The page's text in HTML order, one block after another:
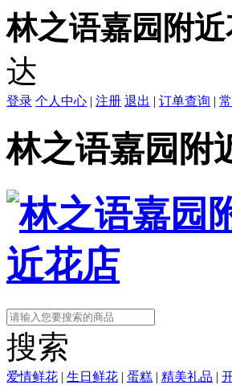
林之语嘉园附
达
登录 个人中心 | 注册 退出 | 订单查询 |
林之语嘉园附
搜索
爱情鲜花 | 生日鲜花 | 蛋糕 | 精美礼品 |